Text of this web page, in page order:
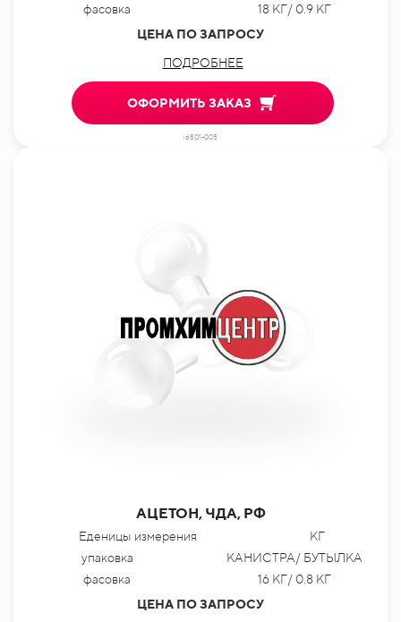
фасовка
18 КГ/ 0.9 КГ
ЦЕНА ПО ЗАПРОСУ
ПОДРОБНЕЕ
ОФОРМИТЬ ЗАКАЗ
id801-005
АЦЕТОН, ЧДА, РФ
Еденицы измерения
КГ
упаковка
КАНИСТРА/ БУТЫЛКА
фасовка
16 КГ/ 0.8 КГ
ЦЕНА ПО ЗАПРОСУ